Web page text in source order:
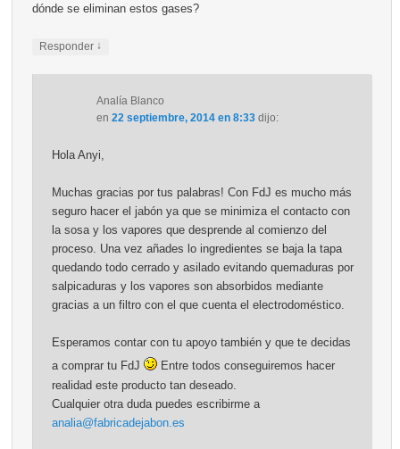
dónde se eliminan estos gases?
Responder ↓
Analía Blanco
en 22 septiembre, 2014 en 8:33 dijo:
Hola Anyi,
Muchas gracias por tus palabras! Con FdJ es mucho más
seguro hacer el jabón ya que se minimiza el contacto con
la sosa y los vapores que desprende al comienzo del
proceso. Una vez añades lo ingredientes se baja la tapa
quedando todo cerrado y asilado evitando quemaduras por
salpicaduras y los vapores son absorbidos mediante
gracias a un filtro con el que cuenta el electrodoméstico.
Esperamos contar con tu apoyo también y que te decidas
a comprar tu FdJ
Entre todos conseguiremos hacer
realidad este producto tan deseado.
Cualquier otra duda puedes escribirme a
analia@fabricadejabon.es